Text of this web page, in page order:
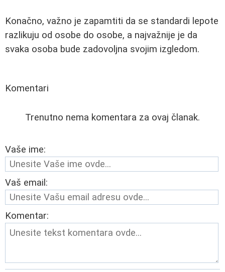
Konačno, važno je zapamtiti da se standardi lepote
razlikuju od osobe do osobe, a najvažnije je da
svaka osoba bude zadovoljna svojim izgledom.
Komentari
Trenutno nema komentara za ovaj članak.
Vaše ime:
Vaš email:
Komentar: